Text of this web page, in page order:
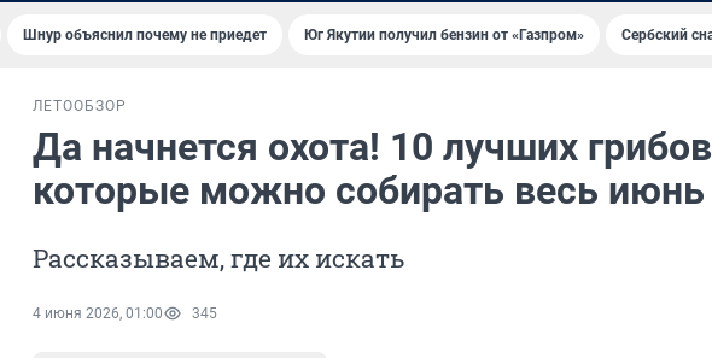
Шнур объяснил почему не приедет Юг Якутии получил бензин от «Газпром» Сербский
ЛЕТООБЗОР
Да начнется охота! 10 лучших
которые можно собирать весь июнь
Рассказываем, где их искать
4 июня 2026, 01:00 345